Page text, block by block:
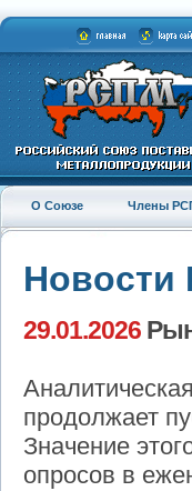
О Союзе Члены
29.01.2026
продолжает
Значение
опросов в